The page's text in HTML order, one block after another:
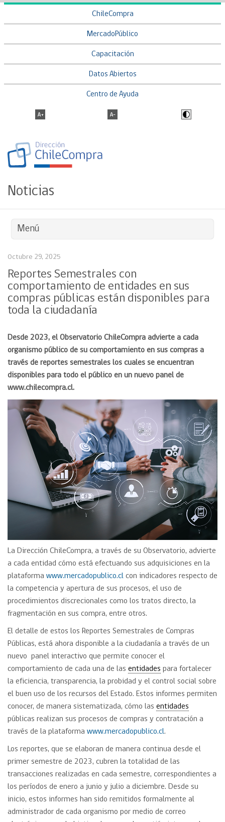
ChileCompra
MercadoPúblico
Capacitación
Datos Abiertos
Centro de Ayuda
Noticias
Menú
Octubre 29, 2025
Reportes Semestrales con
comportamiento de entidades en sus
compras públicas están disponibles para
toda la ciudadanía
Desde 2023, el Observatorio ChileCompra advierte a cada
organismo público de su comportamiento en sus compras a
través de reportes semestrales los cuales se encuentran
disponibles para todo el público en un nuevo panel de
www.chilecompra.cl.
La Dirección ChileCompra, a través de su Observatorio, advierte
a cada entidad cómo está efectuando sus adquisiciones en la
plataforma www.mercadopublico.cl con indicadores respecto de
la competencia y apertura de sus procesos, el uso de
procedimientos discrecionales como los tratos directo, la
fragmentación en sus compra, entre otros.
El detalle de estos los Reportes Semestrales de Compras
Públicas, está ahora disponible a la ciudadanía a través de un
nuevo panel interactivo que permite conocer el
comportamiento de cada una de las entidades para fortalecer
la eficiencia, transparencia, la probidad y el control social sobre
el buen uso de los recursos del Estado. Estos informes permiten
conocer, de manera sistematizada, cómo las entidades
públicas realizan sus procesos de compras y contratación a
través de la plataforma www.mercadopublico.cl.
Los reportes, que se elaboran de manera continua desde el
primer semestre de 2023, cubren la totalidad de las
transacciones realizadas en cada semestre, correspondientes a
los períodos de enero a junio y julio a diciembre. Desde su
inicio, estos informes han sido remitidos formalmente al
administrador de cada organismo por medio de correo